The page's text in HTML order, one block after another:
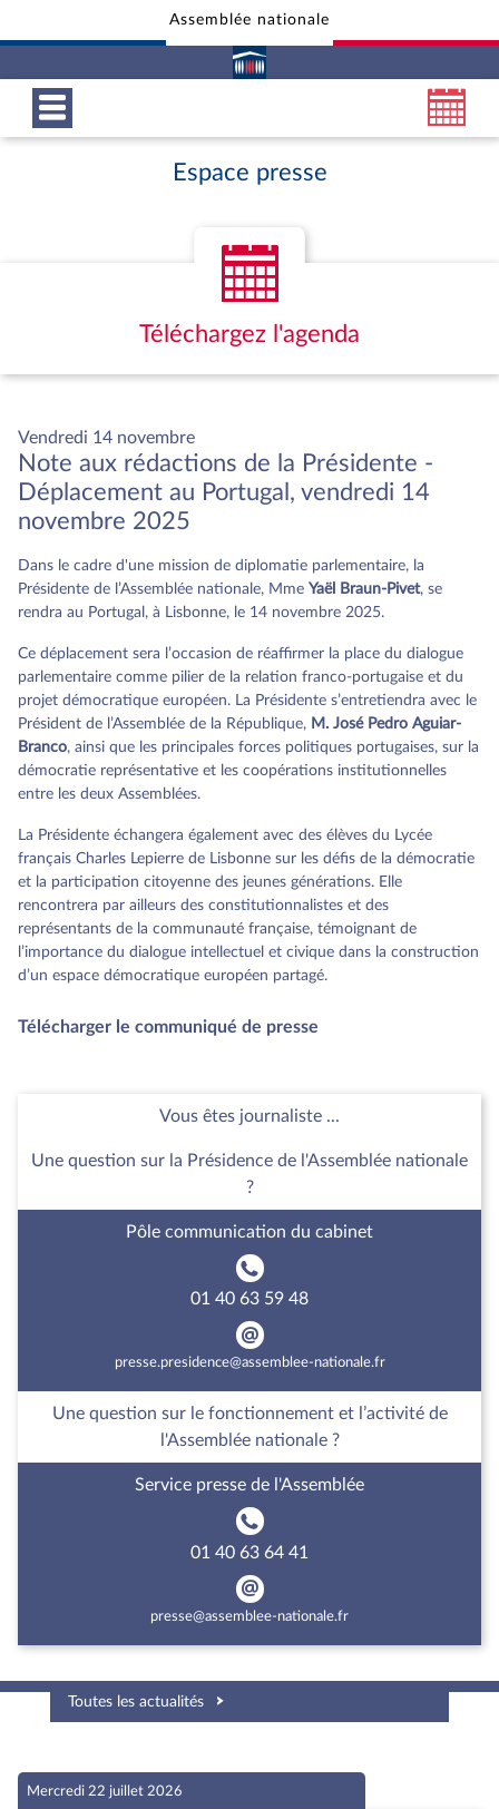
Aller en bas de la pageAssemblée nationale
Espace presse
Téléchargez l'agenda
Vendredi 14 novembre
Note aux rédactions de la Présidente -
Déplacement au Portugal, vendredi 14
novembre 2025
Dans le cadre d'une mission de diplomatie parlementaire, la
Présidente de l’Assemblée nationale, Mme Yaël Braun-Pivet, se
rendra au Portugal, à Lisbonne, le 14 novembre 2025.
Ce déplacement sera l’occasion de réaffirmer la place du dialogue
parlementaire comme pilier de la relation franco-portugaise et du
projet démocratique européen. La Présidente s’entretiendra avec le
Président de l’Assemblée de la République, M. José Pedro Aguiar-
Branco, ainsi que les principales forces politiques portugaises, sur la
démocratie représentative et les coopérations institutionnelles
entre les deux Assemblées.
La Présidente échangera également avec des élèves du Lycée
français Charles Lepierre de Lisbonne sur les défis de la démocratie
et la participation citoyenne des jeunes générations. Elle
rencontrera par ailleurs des constitutionnalistes et des
représentants de la communauté française, témoignant de
l’importance du dialogue intellectuel et civique dans la construction
d’un espace démocratique européen partagé.
Télécharger le communiqué de presse
Vous êtes journaliste ...
Une question sur la Présidence de l'Assemblée nationale
?
Pôle communication du cabinet
01 40 63 59 48
presse.presidence@assemblee-nationale.fr
Une question sur le fonctionnement et l’activité de
l'Assemblée nationale ?
Service presse de l'Assemblée
01 40 63 64 41
presse@assemblee-nationale.fr
Toutes les actualités
Mercredi 22 juillet 2026